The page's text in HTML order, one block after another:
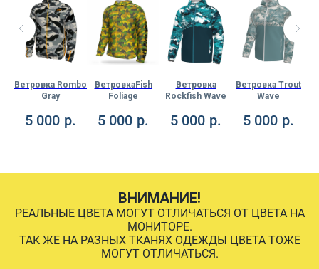
Ветровка Rombo
Gray
5 000 р.
ВетровкаFish
Foliage
5 000 р.
Ветровка
Rockfish Wave
5 000 р.
Ветровка Trout
Wave
5 000 р.
ВНИМАНИЕ!
РЕАЛЬНЫЕ ЦВЕТА МОГУТ ОТЛИЧАТЬСЯ ОТ ЦВЕТА НА
МОНИТОРЕ.
ТАК ЖЕ НА РАЗНЫХ ТКАНЯХ ОДЕЖДЫ ЦВЕТА ТОЖЕ
МОГУТ ОТЛИЧАТЬСЯ.